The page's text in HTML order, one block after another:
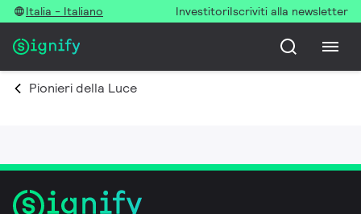
Italia - Italiano InvestitoriIscriviti alla newsletter
Pionieri della Luce